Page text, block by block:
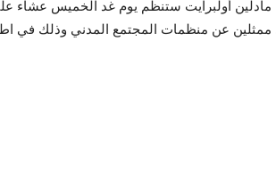
مادلين أولبرايت ستنظم يوم غد الخميس عشاء
ممثلين عن منظمات المجتمع المدني وذلك في